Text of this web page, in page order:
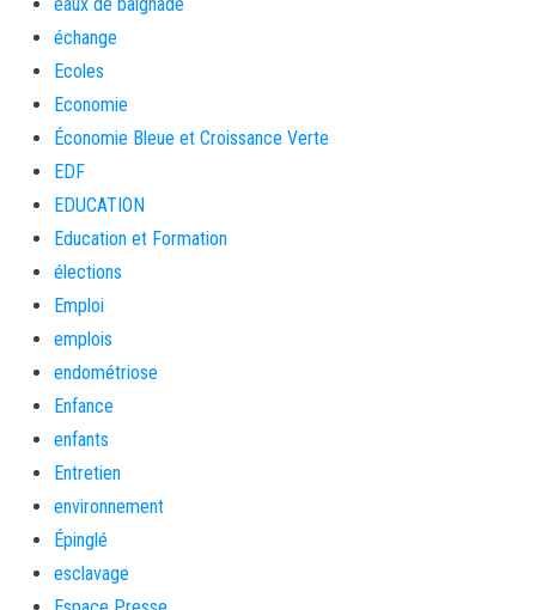
échange
Ecoles
Economie
Économie Bleue et Croissance Verte
EDF
EDUCATION
Education et Formation
élections
Emploi
emplois
endométriose
Enfance
enfants
Entretien
environnement
Épinglé
esclavage